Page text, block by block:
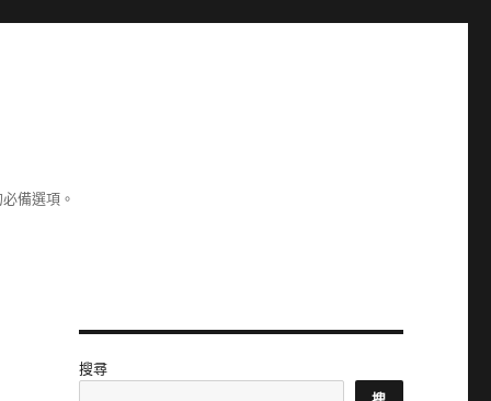
備選項。
搜尋